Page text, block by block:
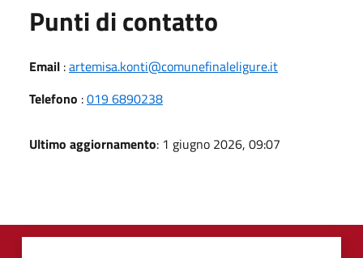
Punti di contatto
Email :artemisa.konti@comunefinaleligure.it
Telefono :019 6890238
Ultimo aggiornamento: 1 giugno 2026, 09:07